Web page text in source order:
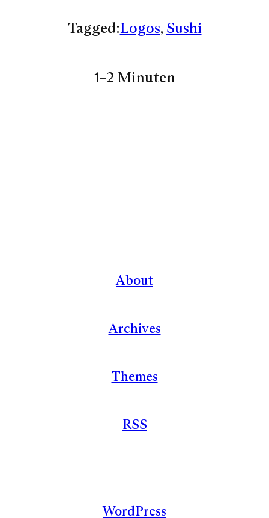
Tagged:Logos, Sushi
1–2 Minuten
About
Archives
Themes
RSS
WordPress